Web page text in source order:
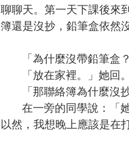
聊聊天。第一天下課後來
簿還是沒抄，鉛筆盒依然
「為什麼沒帶鉛筆盒？
「放在家裡。」她回。
「那聯絡簿為什麼沒抄
在一旁的同學說：「她
以然，我想晚上應該是在